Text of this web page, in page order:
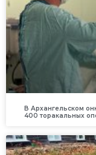
В Архангельском
400 торакальных